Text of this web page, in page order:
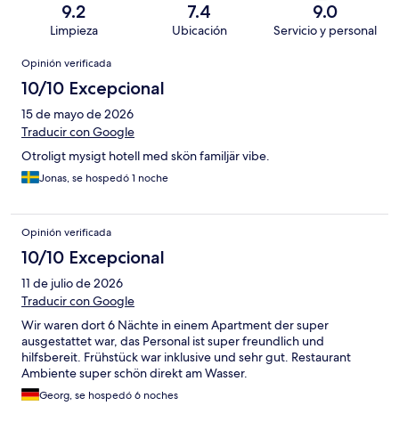
9.2
Limpieza
7.4
Ubicación
9.0
Servicio y personal
Opiniones
Opinión verificada
10/10 Excepcional
15 de mayo de 2026
Traducir con Google
Otroligt mysigt hotell med skön familjär vibe.
Jonas, se hospedó 1 noche
Opinión verificada
10/10 Excepcional
11 de julio de 2026
Traducir con Google
Wir waren dort 6 Nächte in einem Apartment der super
ausgestattet war, das Personal ist super freundlich und
hilfsbereit. Frühstück war inklusive und sehr gut. Restaurant
Ambiente super schön direkt am Wasser.
Georg, se hospedó 6 noches